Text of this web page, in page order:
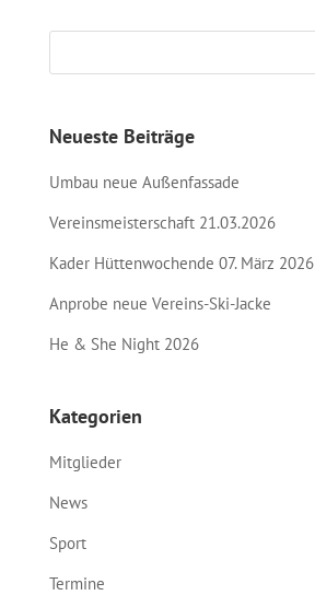
Neueste Beiträge
Umbau neue Außenfassade
Vereinsmeisterschaft 21.03.2026
Kader Hüttenwochende 07. März 2026
Anprobe neue Vereins-Ski-Jacke
He & She Night 2026
Kategorien
Mitglieder
News
Sport
Termine